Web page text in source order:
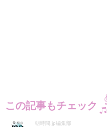
この記事もチェック
朝時間.jp編集部